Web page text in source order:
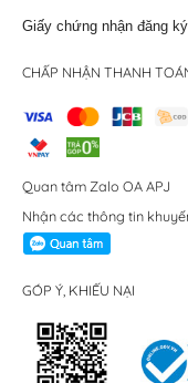
Giấy chứng nhận đăng
CHẤP NHẬN THANH
Quan tâm Zalo OA APJ
Nhận các thông tin
GÓP Ý, KHIẾU NẠI